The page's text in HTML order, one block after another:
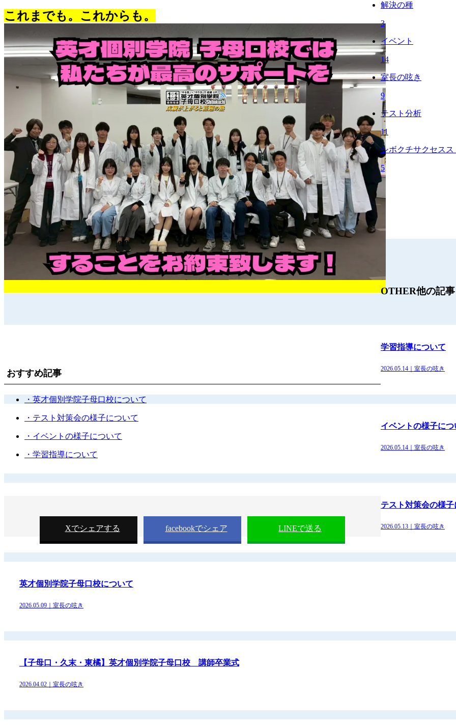
これまでも。これからも。
おすすめ記事
・英才個別学院子母口校について
・テスト対策会の様子について
・イベントの様子について
・学習指導について
Xでシェアする facebookでシェア LINEで送る
解決の種
3
イベント
14
室長の呟き
9
テスト分析
11
シボクチサクセスス
5
OTHER他の記事
学習指導について
2026.05.14｜室長の呟き
イベントの様子につ
2026.05.14｜室長の呟き
テスト対策会の様
2026.05.13｜室長の呟き
英才個別学院子母口校について
2026.05.09｜室長の呟き
【子母口・久末・東橘】英才個別学院子母口校 講師卒業式
2026.04.02｜室長の呟き